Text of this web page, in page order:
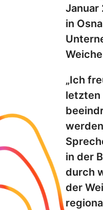
Januar
in
„Ich
letzten
in der
durch
der